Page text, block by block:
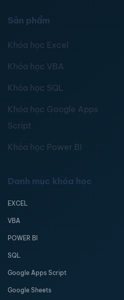
Sản phẩm
Khóa học Excel
Khóa học VBA
Khóa học SQL
Khóa học Google Apps
Script
Khóa học Power BI
Danh mục khóa học
EXCEL
VBA
POWER BI
SQL
Google Apps Script
Google Sheets